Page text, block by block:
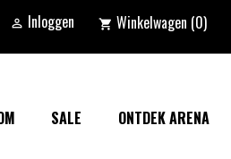
 Inloggen shopping_cart Winkelwagen (0)
SALE ONTDEK ARENA